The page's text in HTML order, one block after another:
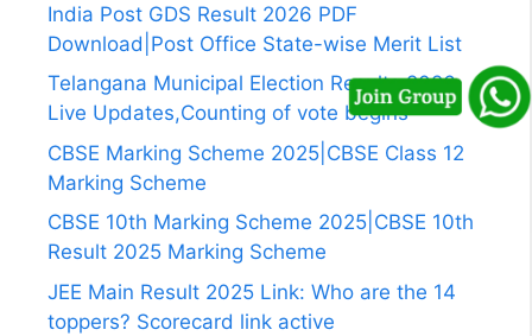
India Post GDS Result 2026 PDF
Download|Post Office State-wise Merit List
Telangana Municipal Election Results 2026
Live Updates,Counting of vote begins
CBSE Marking Scheme 2025|CBSE Class 12
Marking Scheme
CBSE 10th Marking Scheme 2025|CBSE 10th
Result 2025 Marking Scheme
JEE Main Result 2025 Link: Who are the 14
toppers? Scorecard link active